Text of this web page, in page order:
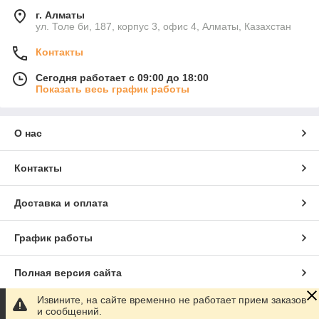
г. Алматы
ул. Толе би, 187, корпус 3, офис 4, Алматы, Казахстан
Контакты
Сегодня работает с 09:00 до 18:00
Показать весь график работы
О нас
Контакты
Доставка и оплата
График работы
Полная версия сайта
Сайт создан на маркетплейсе Satu.kz
Извините, на сайте временно не работает прием заказов
и сообщений.